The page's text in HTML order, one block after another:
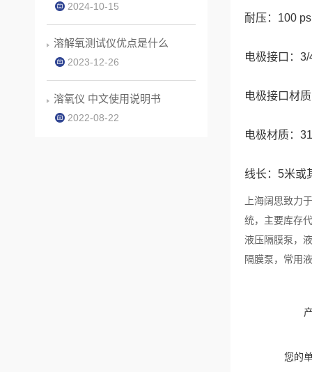
耐压：100
电极接口：3/
电极接口材
电极材质：
线长：5米或
上海阔思致力
统，主要库存
液压隔膜泵，
隔膜泵，常用
您的
2024-10-15
溶解氧测试仪优点是什么
2023-12-26
溶氧仪 中文使用说明书
2022-08-22